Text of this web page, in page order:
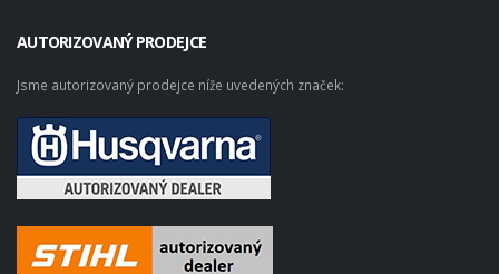
AUTORIZOVANÝ PRODEJCE
Jsme autorizovaný prodejce níže uvedených značek: